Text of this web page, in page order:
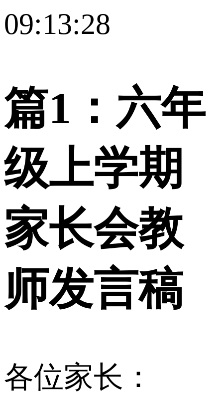
09:13:28
篇1：六年
级上学期
家长会教
师发言稿
各位家长：